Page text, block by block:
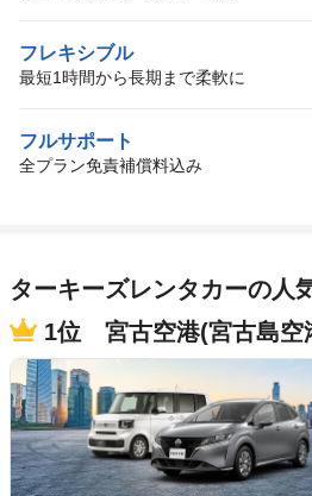
フレキシブル
最短1時間から長期まで柔軟に
フルサポート
全プラン免責補償料込み
ターキーズレンタカーの人
1位 宮古空港(宮古島空